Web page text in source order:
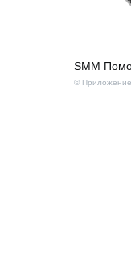
SMM
© Приложение